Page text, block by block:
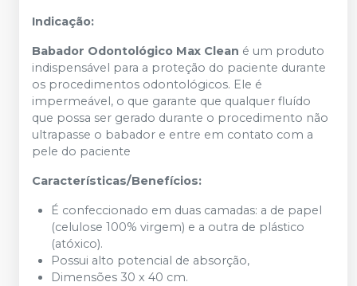
Indicação:
Babador Odontológico Max Clean é um produto
indispensável para a proteção do paciente durante
os procedimentos odontológicos. Ele é
impermeável, o que garante que qualquer fluído
que possa ser gerado durante o procedimento não
ultrapasse o babador e entre em contato com a
pele do paciente
Características/Benefícios:
É confeccionado em duas camadas: a de papel
(celulose 100% virgem) e a outra de plástico
(atóxico).
Possui alto potencial de absorção,
Dimensões 30 x 40 cm.